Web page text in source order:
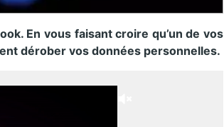
En vous faisant croire qu’un de vos
dérober vos données personnelles.